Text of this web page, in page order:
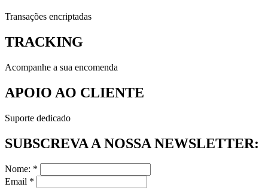
Transações encriptadas
TRACKING
Acompanhe a sua encomenda
APOIO AO CLIENTE
Suporte dedicado
SUBSCREVA A NOSSA NEWSLETTER:
Nome: *
Email *